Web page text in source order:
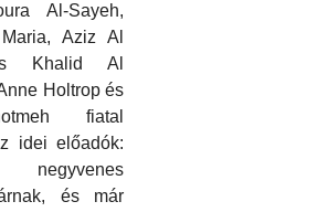
Al-Sayeh,
Aziz Al
Khalid Al
Holtrop és
fiatal
idei előadók:
és már